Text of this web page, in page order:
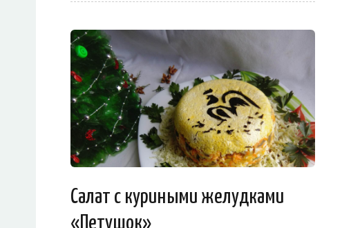
Салат с куриными желудками
«Петушок»